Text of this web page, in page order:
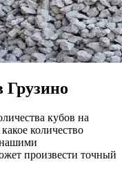
Грузино
кубов на
количество
нашими
произвести точный